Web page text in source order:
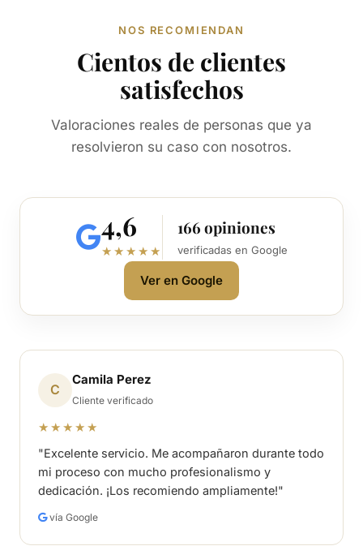
NOS RECOMIENDAN
Cientos de clientes
satisfechos
Valoraciones reales de personas que ya
resolvieron su caso con nosotros.
4,6
★★★★★
166 opiniones
verificadas en Google
Ver en Google
C
Camila Perez
Cliente verificado
★★★★★
"Excelente servicio. Me acompañaron durante todo
mi proceso con mucho profesionalismo y
dedicación. ¡Los recomiendo ampliamente!"
vía Google